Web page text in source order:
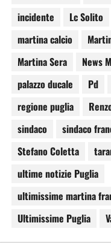
incidente
Lc Solito
martina calcio
Martina Sera
News
palazzo ducale
Pd
regione puglia
sindaco
sindaco
Stefano Coletta
ultime notizie Puglia
ultimissime martina
Ultimissime Puglia